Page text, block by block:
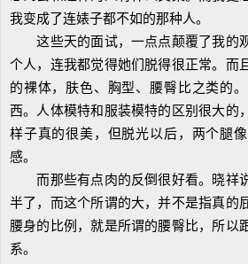
我变成了连婊子都不如的那种人。
这些天的面试，一点点颠覆了我的
个人，连我都觉得她们脱得很正常。而
的裸体，肤色、胸型、腰臀比之类的
西。人体模特和服装模特的区别很大的
样子真的很美，但脱光以后，两个腿
感。
而那些有点肉的反倒很好看。晓祥
半了，而这个所谓的大，并不是指真的
腰身的比例，就是所谓的腰臀比，所以
系。